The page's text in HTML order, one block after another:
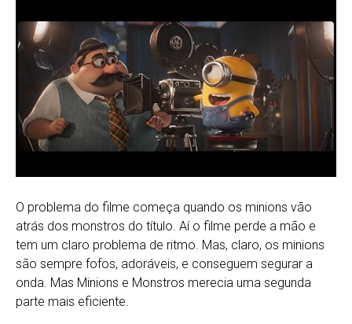
O problema do filme começa quando os minions vão
atrás dos monstros do título. Aí o filme perde a mão e
tem um claro problema de ritmo. Mas, claro, os minions
são sempre fofos, adoráveis, e conseguem segurar a
onda. Mas Minions e Monstros merecia uma segunda
parte mais eficiente.